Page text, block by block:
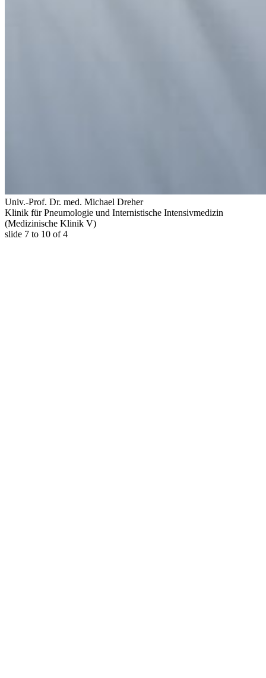
Univ.-Prof. Dr. med. Michael Dreher
Klinik für Pneumologie und Internistische Intensivmedizin
(Medizinische Klinik V)
slide 7 to 10 of 4